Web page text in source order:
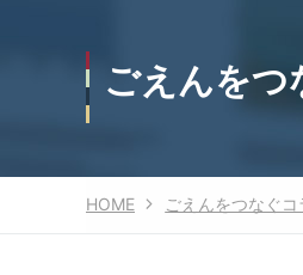
ごえんをつ
HOME ごえんをつなぐコ